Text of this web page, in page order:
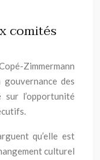
comités
Zimmermann
des
sur l’opportunité
qu’elle est
culturel